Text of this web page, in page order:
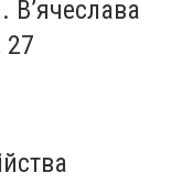
В’ячеслава
27